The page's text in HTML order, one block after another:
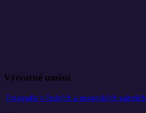
Výtvarné umění
Fotografie v českých a moravských galeriích